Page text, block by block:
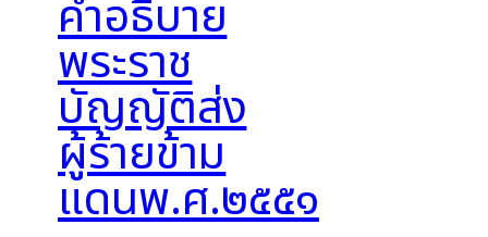
คำอธิบาย
พระราช
บัญญัติส่ง
ผู้ร้ายข้าม
แดนพ.ศ.๒๕๕๑